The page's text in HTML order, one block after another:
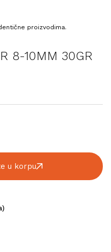
proizvodima.
8-10MM 30GR
u korpu